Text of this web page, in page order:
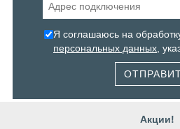
Я соглашаюсь на
персональных данных ,
Акции!